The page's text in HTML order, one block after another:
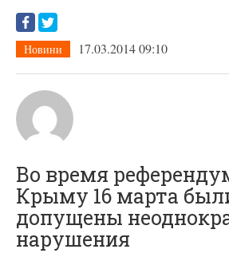
Новини 17.03.2014 09:10
Во время
Крыму 16 марта
допущены
нарушения